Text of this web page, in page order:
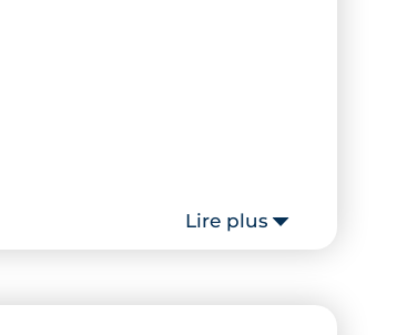
Lire plus